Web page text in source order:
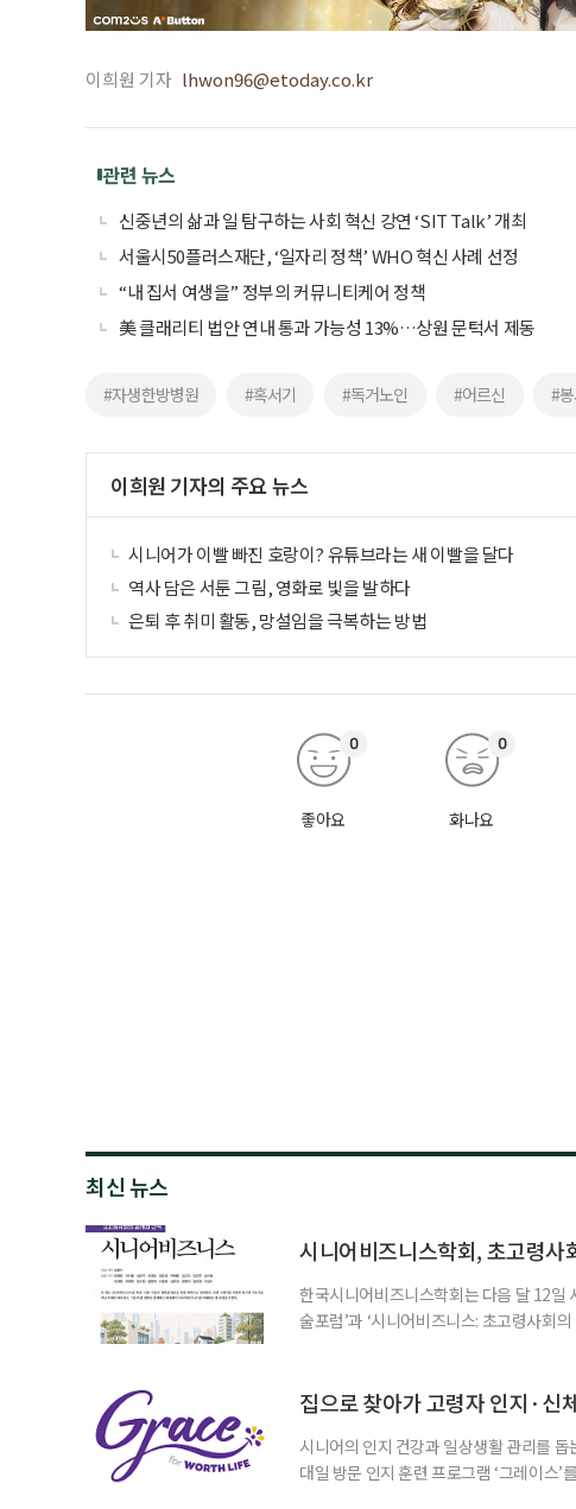
이희원 기자 lhwon96@etoday.co.kr
관련 뉴스
신중년의 삶과 일 탐구하는 사회 혁신 강연 ‘SIT Talk’ 개최
서울시50플러스재단, ‘일자리 정책’ WHO 혁신 사례 선정
“내 집서 여생을” 정부의 커뮤니티케어 정책
美 클래리티 법안 연내 통과 가능성 13%…상원 문턱서 제동
#자생한방병원 #혹서기 #독거노인 #어르신 #
이희원 기자의 주요 뉴스
시니어가 이빨 빠진 호랑이? 유튜브라는 새 이빨을 달다
역사 담은 서툰 그림, 영화로 빛을 발하다
은퇴 후 취미 활동, 망설임을 극복하는 방법
좋아요
0
화나요
0
최신 뉴스
시니어비즈니스학회, 초고령사
한국시니어비즈니스학회는 다음 달 12일
술포럼’과 ‘시니어비즈니스: 초고령사회
계하다’를 주제로 기조강연을 한다. 이어
집으로 찾아가 고령자 인지·신
시니어의 인지 건강과 일상생활 관리를
대일 방문 인지 훈련 프로그램 ‘그레이스